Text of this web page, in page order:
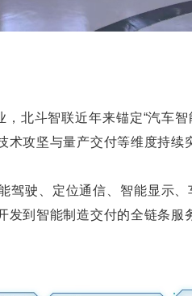
北斗智联近年来锚定“汽车智
攻坚与量产交付等维度持续
驾驶、定位通信、智能显示
到智能制造交付的全链条服